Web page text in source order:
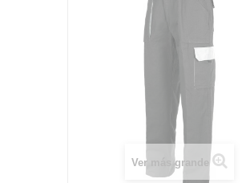
Ver más grande